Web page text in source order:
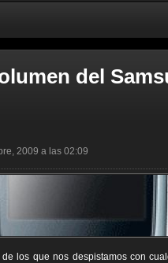
del
2009 a las 02:09
los que nos despistamos con